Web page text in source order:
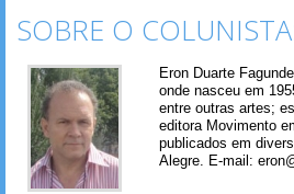
SOBRE O
Eron Duarte
onde nasceu em
entre outras artes;
editora Movimento
publicados em
Alegre. E-mail: